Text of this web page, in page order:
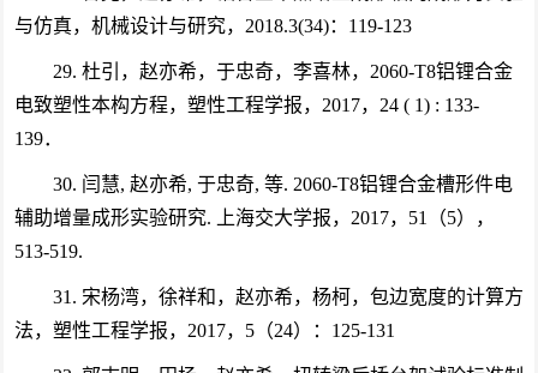
与仿真，机械设计与研究，2018.3(34)：119-123
29. 杜引，赵亦希，于忠奇，李喜林，2060-T8铝锂合金
电致塑性本构方程，塑性工程学报，2017，24 ( 1) : 133-
139．
30. 闫慧, 赵亦希, 于忠奇, 等. 2060-T8铝锂合金槽形件电
辅助增量成形实验研究. 上海交大学报，2017，51（5），
513-519.
31. 宋杨湾，徐祥和，赵亦希，杨柯，包边宽度的计算方
法，塑性工程学报，2017，5（24）：125-131